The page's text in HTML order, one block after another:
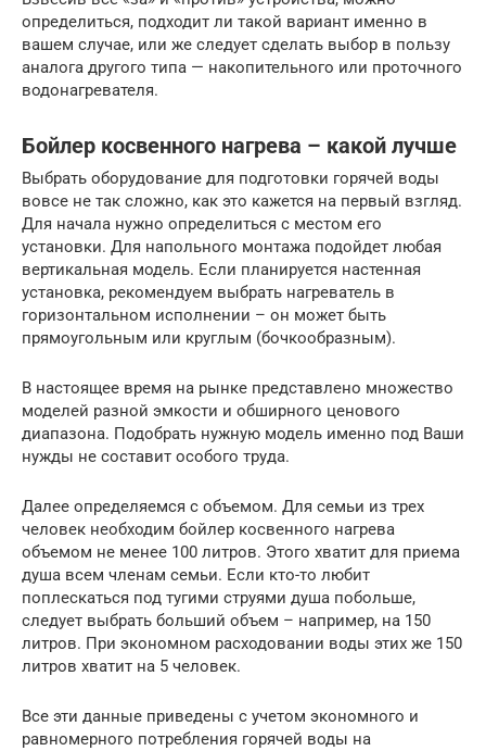
определиться, подходит ли такой вариант именно в
вашем случае, или же следует сделать выбор в пользу
аналога другого типа — накопительного или проточного
водонагревателя.
Бойлер косвенного нагрева – какой лучше
Выбрать оборудование для подготовки горячей воды
вовсе не так сложно, как это кажется на первый взгляд.
Для начала нужно определиться с местом его
установки. Для напольного монтажа подойдет любая
вертикальная модель. Если планируется настенная
установка, рекомендуем выбрать нагреватель в
горизонтальном исполнении – он может быть
прямоугольным или круглым (бочкообразным).
В настоящее время на рынке представлено множество
моделей разной эмкости и обширного ценового
диапазона. Подобрать нужную модель именно под Ваши
нужды не составит особого труда.
Далее определяемся с объемом. Для семьи из трех
человек необходим бойлер косвенного нагрева
объемом не менее 100 литров. Этого хватит для приема
душа всем членам семьи. Если кто-то любит
поплескаться под тугими струями душа побольше,
следует выбрать больший объем – например, на 150
литров. При экономном расходовании воды этих же 150
литров хватит на 5 человек.
Все эти данные приведены с учетом экономного и
равномерного потребления горячей воды на